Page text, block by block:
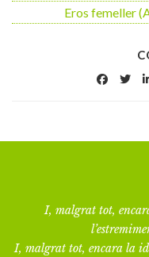
Eros femeller
I, malgrat tot,
I, malgrat tot, encara la